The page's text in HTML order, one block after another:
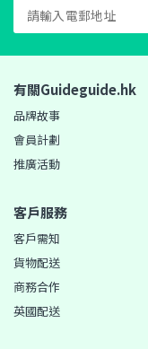
有關Guideguide.hk
品牌故事
會員計劃
推廣活動
客戶服務
客戶需知
貨物配送
商務合作
英國配送